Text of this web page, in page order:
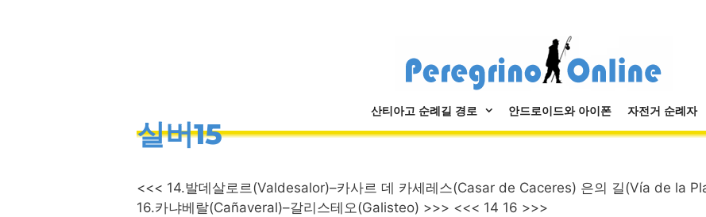
산티아고 순례길 경로 안드로이드와 아이폰 자전거 순례자
.
실버15
<<< 14.발데살로르(Valdesalor)–카사르 데 카세레스(Casar de Caceres) 은의 길(Vía de la
16.카냐베랄(Cañaveral)–갈리스테오(Galisteo) >>> <<< 14 16 >>>